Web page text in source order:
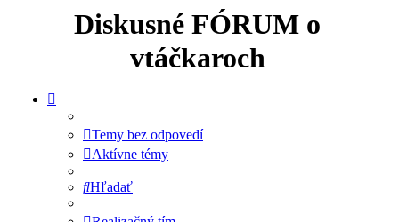
Diskusné FÓRUM o
vtáčkaroch
Temy bez odpovedí
Aktívne témy
Hľadať